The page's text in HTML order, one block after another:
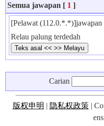
Semua jawapan [ 1 ]
[Pelawat
Relau palung terdedah
Carian
版权申明 | 隐私权政策|